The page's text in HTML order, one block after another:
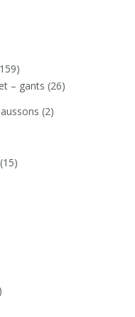
– gants (26)
(2)
(15)